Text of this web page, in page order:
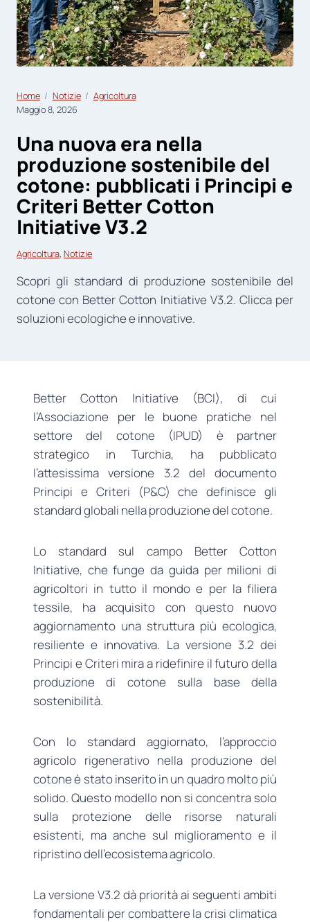
Home Notizie
Agricoltura
Maggio 8, 2026
Una nuova era nella
produzione sostenibile del
cotone: pubblicati i Principi e
Criteri Better Cotton
Initiative V3.2
Agricoltura, Notizie
Scopri gli standard di produzione sostenibile del
cotone con Better Cotton Initiative V3.2. Clicca per
soluzioni ecologiche e innovative.
Better Cotton Initiative (BCI), di cui
l’Associazione per le buone pratiche nel
settore del cotone (IPUD) è partner
strategico in Turchia, ha pubblicato
l’attesissima versione 3.2 del documento
Principi e Criteri (P&C) che definisce gli
standard globali nella produzione del cotone.
Lo standard sul campo Better Cotton
Initiative, che funge da guida per milioni di
agricoltori in tutto il mondo e per la filiera
tessile, ha acquisito con questo nuovo
aggiornamento una struttura più ecologica,
resiliente e innovativa. La versione 3.2 dei
Principi e Criteri mira a ridefinire il futuro della
produzione di cotone sulla base della
sostenibilità.
Con lo standard aggiornato, l’approccio
agricolo rigenerativo nella produzione del
cotone è stato inserito in un quadro molto più
solido. Questo modello non si concentra solo
sulla protezione delle risorse naturali
esistenti, ma anche sul miglioramento e il
ripristino dell’ecosistema agricolo.
La versione V3.2 dà priorità ai seguenti ambiti
fondamentali per combattere la crisi climatica